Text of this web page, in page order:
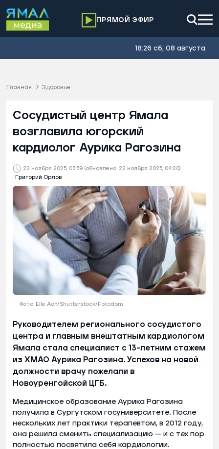
ПРЯМОЙ ЭФИР
18:26 сб, 08 августа
Главная Здоровье
22 ноября 2025, 03:59 (обновлено: 22 ноября 2025, 04:20)
Григорий Орлов
Сосудистый центр Ямала
возглавила югорский
кардиолог Аурика Рагозина
Фото: Elle Aon/Shutterstock/Fotodom
Руководителем регионального сосудистого
центра и главным внештатным кардиологом
Ямала стала специалист с 13-летним стажем
из ХМАО Аурика Рагозина. Успехов на новой
должности врачу пожелали в
Новоуренгойской ЦГБ.
Медицинское образование Аурика Рагозина
получила в Сургутском госуниверситете. После
нескольких лет практики терапевтом, в 2012 году,
она решила сменить специализацию — и с тех пор
полностью посвятила себя кардиологии.